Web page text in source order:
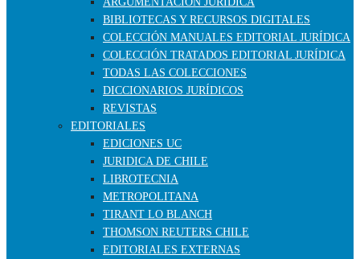
BIBLIOTECAS Y RECURSOS DIGITALES
COLECCIÓN MANUALES EDITORIAL JURÍDICA
COLECCIÓN TRATADOS EDITORIAL JURÍDICA
TODAS LAS COLECCIONES
DICCIONARIOS JURÍDICOS
REVISTAS
EDITORIALES
EDICIONES UC
JURIDICA DE CHILE
LIBROTECNIA
METROPOLITANA
TIRANT LO BLANCH
THOMSON REUTERS CHILE
EDITORIALES EXTERNAS